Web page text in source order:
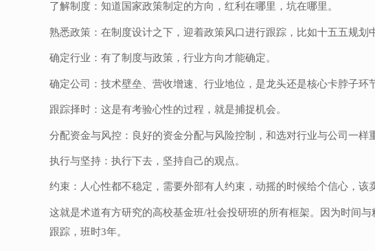
了解制度：知道国家政策制定的方向，红利在哪里，坑在哪里。
熟悉政策：在制度设计之下，迎着政策风口进行跟踪，比如十五五规划
确定行业：有了制度与政策，行业方向才能确定。
确定公司：技术壁垒、营收增速、行业地位，是龙头还是核心卡脖子环
跟踪择时：这是有考验心性的过程，就是捕捉机会。
分配资金与风控：良好的资金分配与风险控制，和选对行业与公司一样
执行与坚持：执行下去，坚持自己的观点。
约束：人心性都不稳定，需要外部有人约束，动摇的时候给个信心，该
这就是术道有方研究的高校基金班/社会投研班的所有框架。因为时间
跟踪，班时3年。